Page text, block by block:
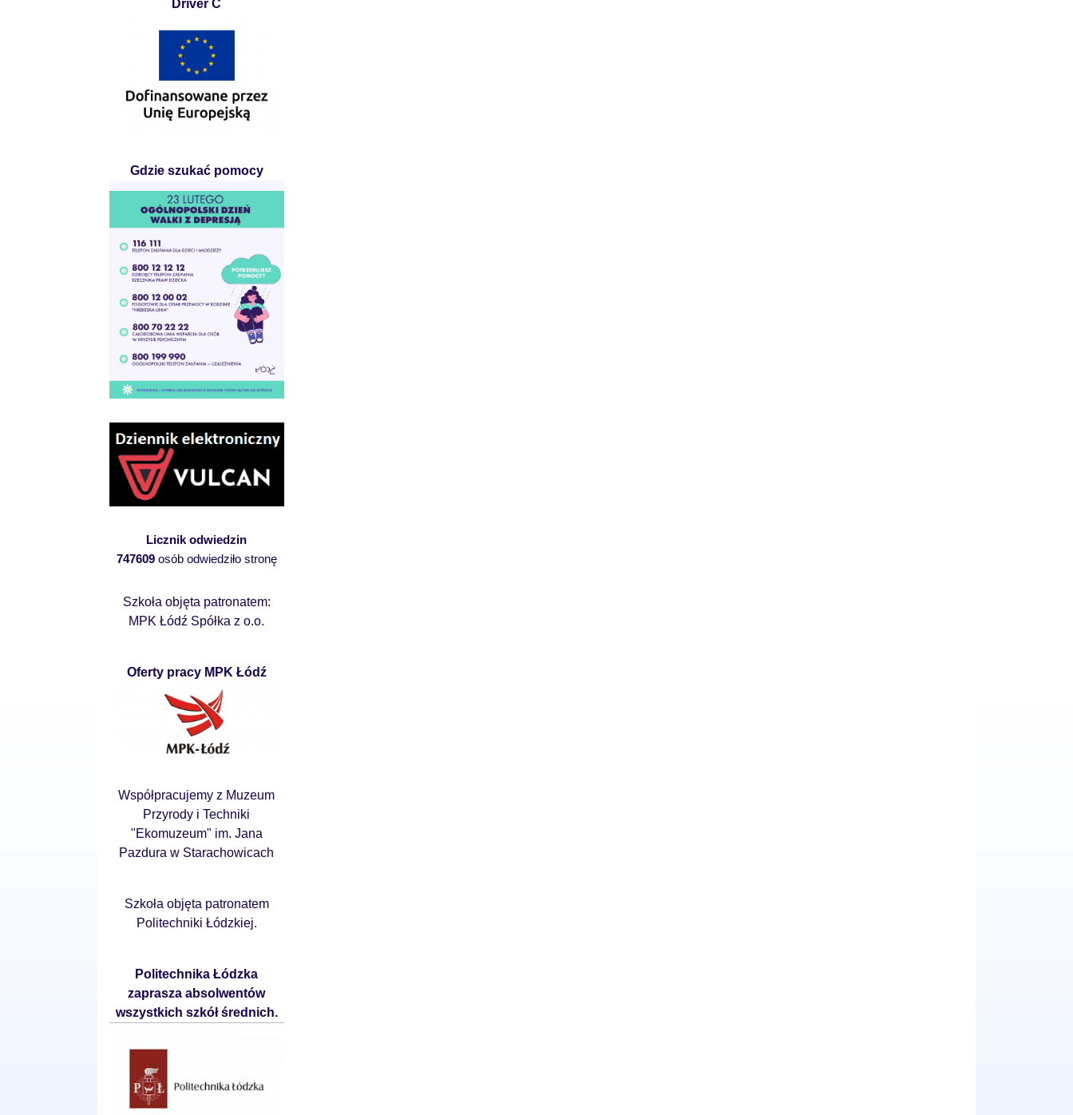
Driver C
Gdzie szukać pomocy
Licznik odwiedzin
747609osób odwiedziło stronę
Szkoła objęta patronatem:
MPK Łódź Spółka z o.o.
Oferty pracy MPK Łódź
Współpracujemy z Muzeum
Przyrody i Techniki
"Ekomuzeum" im. Jana
Pazdura w Starachowicach
Szkoła objęta patronatem
Politechniki Łódzkiej.
Politechnika Łódzka
zaprasza absolwentów
wszystkich szkół średnich.